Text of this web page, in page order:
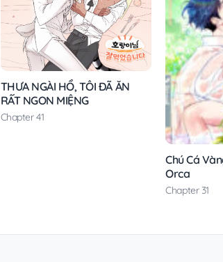
THƯA NGÀI HỔ, TÔI ĐÃ ĂN
RẤT NGON MIỆNG
Chapter 41
Chú Cá
Orca
Chapter 31